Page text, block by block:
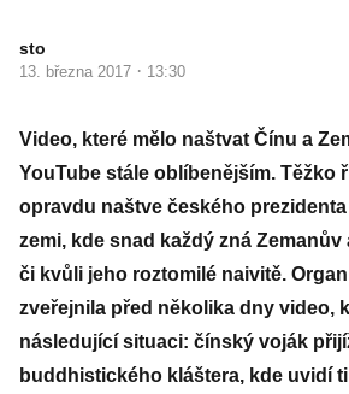
sto
13. března 2017 · 13:30
Video, které mělo naštvat Čínu a
YouTube stále oblíbenějším. Těžko
opravdu naštve českého
zemi, kde snad každý zná
či kvůli jeho roztomilé naivitě.
zveřejnila před několika dny video,
následující situaci: čínský voják
buddhistického kláštera, kde uvidí